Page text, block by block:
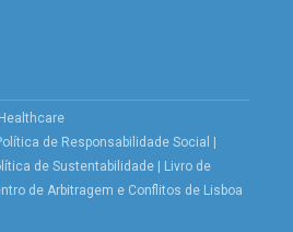
de Responsabilidade Social |
de Sustentabilidade | Livro de
de Arbitragem e Conflitos de Lisboa